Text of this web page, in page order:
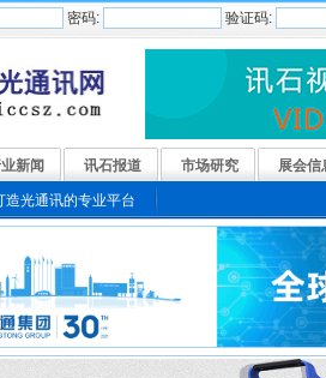
密码: 验证码:
新闻 讯石报道 市场研究 展会信
造光通讯的专业平台